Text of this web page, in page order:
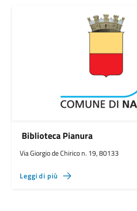
Biblioteca Pianura
Via Giorgio de Chirico n. 19, 80133
Leggi di più